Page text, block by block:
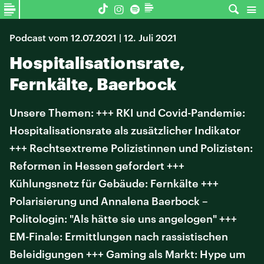
Podcast vom 12.07.2021 | 12. Juli 2021
Hospitalisationsrate,
Fernkälte, Baerbock
Unsere Themen: +++ RKI und Covid-Pandemie:
Hospitalisationsrate als zusätzlicher Indikator
+++ Rechtsextreme Polizistinnen und Polizisten:
Reformen in Hessen gefordert +++
Kühlungsnetz für Gebäude: Fernkälte +++
Polarisierung und Annalena Baerbock –
Politologin: "Als hätte sie uns angelogen" +++
EM-Finale: Ermittlungen nach rassistischen
Beleidigungen +++ Gaming als Markt: Hype um